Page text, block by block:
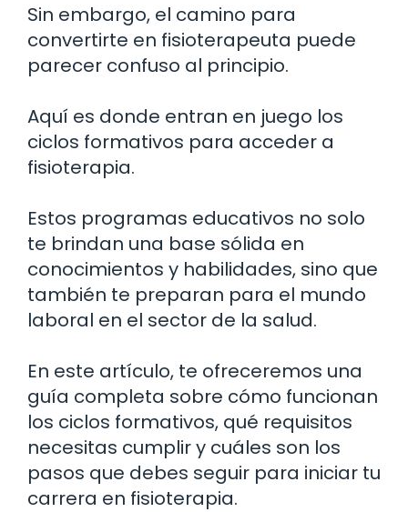
Sin embargo, el camino para
convertirte en fisioterapeuta puede
parecer confuso al principio.
Aquí es donde entran en juego los
ciclos formativos para acceder a
fisioterapia.
Estos programas educativos no solo
te brindan una base sólida en
conocimientos y habilidades, sino que
también te preparan para el mundo
laboral en el sector de la salud.
En este artículo, te ofreceremos una
guía completa sobre cómo funcionan
los ciclos formativos, qué requisitos
necesitas cumplir y cuáles son los
pasos que debes seguir para iniciar tu
carrera en fisioterapia.